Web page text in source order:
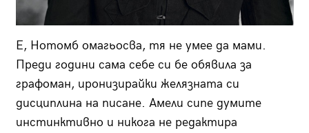
Е, Нотомб омагьосва, тя не умее да мами.
Преди години сама себе си бе обявила за
графоман, иронизирайки желязната си
дисциплина на писане. Амели сипе думите
инстинктивно и никога не редактира